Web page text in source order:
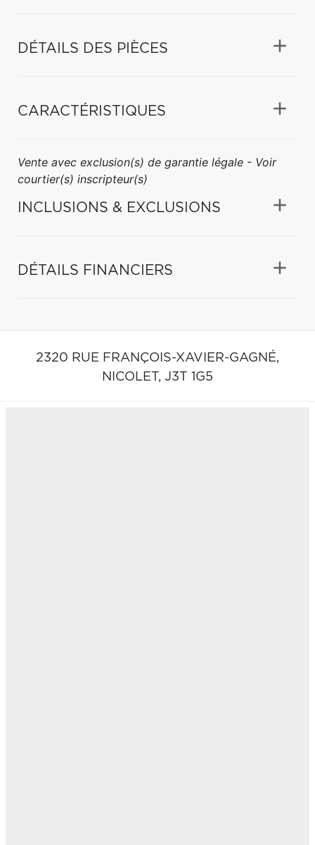
DÉTAILS DES PIÈCES
CARACTÉRISTIQUES
Vente avec exclusion(s) de garantie légale - Voir
courtier(s) inscripteur(s)
INCLUSIONS & EXCLUSIONS
DÉTAILS FINANCIERS
2320 RUE FRANÇOIS-XAVIER-GAGNÉ,
NICOLET, J3T 1G5